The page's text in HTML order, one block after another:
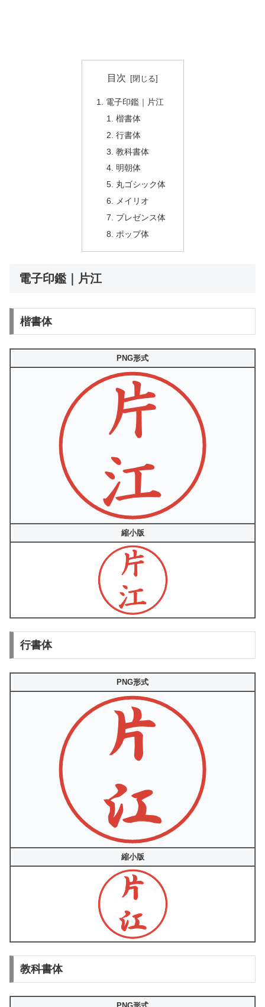
目次
電子印鑑｜片江
楷書体
行書体
教科書体
明朝体
丸ゴシック体
メイリオ
プレゼンス体
ポップ体
電子印鑑｜片江
楷書体
PNG形式
縮小版
行書体
PNG形式
縮小版
教科書体